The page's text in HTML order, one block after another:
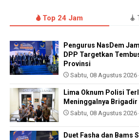
Top 24 Jam
Pengurus NasDem
DPP Targetkan
Provinsi
Sabtu, 08 Agustus 2026
Lima Oknum Polisi
Meninggalnya Brigadir
Sabtu, 08 Agustus 2026
Duet Fasha dan Bams